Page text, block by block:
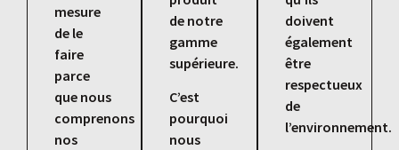
mesure
de le
faire
parce
que nous
comprenons
nos
de notre
gamme
supérieure.
C’est
pourquoi
nous
doivent
également
être
respectueux
de
l’environnement.